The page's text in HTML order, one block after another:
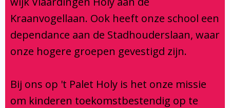
Ouderraad
Privacy
Contact
Verbouwing
Logopedie
Centrum voor jeugd en gezin
Brugfunctionaris
BSO / PSZ
Contact
Kraanvogellaan. Ook heeft onze school een
dependance aan de Stadhouderslaan, waar
onze hogere groepen gevestigd zijn.
Bij ons op 't Palet Holy is het onze missie
om kinderen toekomstbestendig op te